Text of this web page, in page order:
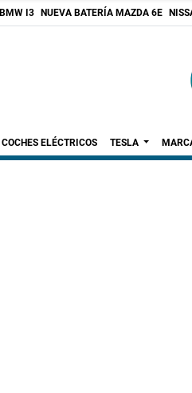
BMW I3 NUEVA BATERÍA MAZDA 6E
COCHES ELÉCTRICOS TESLA